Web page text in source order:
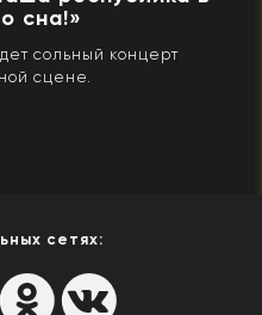
сна!»
сольный концерт
сцене.
сетях: